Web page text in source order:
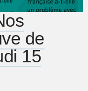
de
15